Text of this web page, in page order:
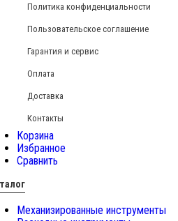
Политика конфиденциальности
Пользовательское соглашение
Гарантия и сервис
Оплата
Доставка
Контакты
Корзина
Избранное
Сравнить
Механизированные инструменты